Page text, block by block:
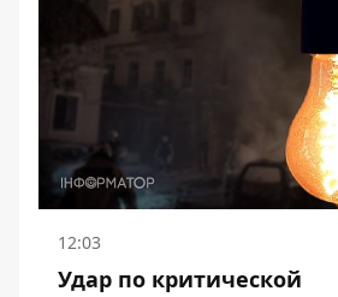
12:03
Удар по критической